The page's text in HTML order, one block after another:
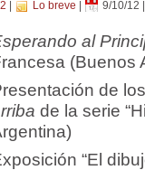
Lo breve 9/10/12
al
(Buenos
de
de la serie
“El